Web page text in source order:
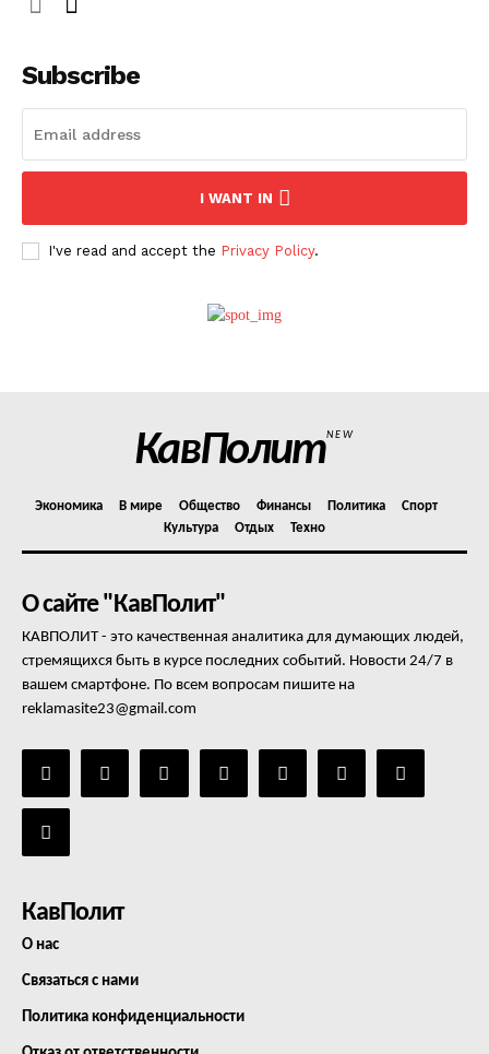
Контакты
Subscribe
I WANT IN
I've read and accept the Privacy Policy.
КавПолитNEW
Экономика В мире Общество Финансы Политика
Спорт
Культура
Отдых Техно
О сайте "КавПолит"
КАВПОЛИТ - это качественная аналитика для думающих людей,
стремящихся быть в курсе последних событий. Новости 24/7 в
вашем смартфоне. По всем вопросам пишите на
reklamasite23@gmail.com
КавПолит
О нас
Связаться с нами
Политика конфиденциальности